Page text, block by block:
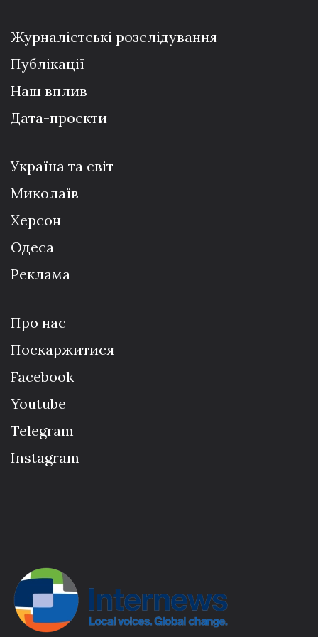
Журналістські розслідування
Публікації
Наш вплив
Дата-проєкти
Україна та світ
Миколаїв
Херсон
Одеса
Реклама
Про нас
Поскаржитися
Facebook
Youtube
Telegram
Instagram